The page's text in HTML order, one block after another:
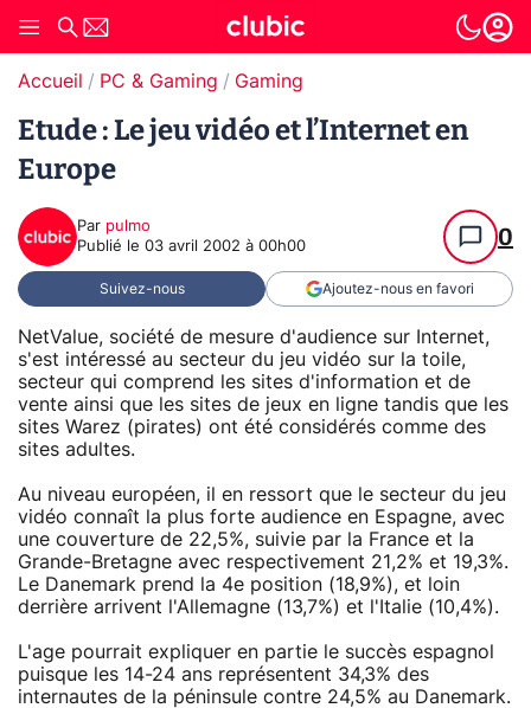
Accueil PC & Gaming Gaming
Etude : Le jeu vidéo et l’Internet en
Europe
Par pulmo
Publié le 03 avril 2002 à 00h00 0
Suivez-nous Ajoutez-nous en favori
NetValue, société de mesure d'audience sur Internet,
s'est intéressé au secteur du jeu vidéo sur la toile,
secteur qui comprend les sites d'information et de
vente ainsi que les sites de jeux en ligne tandis que les
sites Warez (pirates) ont été considérés comme des
sites adultes.
Au niveau européen, il en ressort que le secteur du jeu
vidéo connaît la plus forte audience en Espagne, avec
une couverture de 22,5%, suivie par la France et la
Grande-Bretagne avec respectivement 21,2% et 19,3%.
Le Danemark prend la 4e position (18,9%), et loin
derrière arrivent l'Allemagne (13,7%) et l'Italie (10,4%).
L'age pourrait expliquer en partie le succès espagnol
puisque les 14-24 ans représentent 34,3% des
internautes de la péninsule contre 24,5% au Danemark.